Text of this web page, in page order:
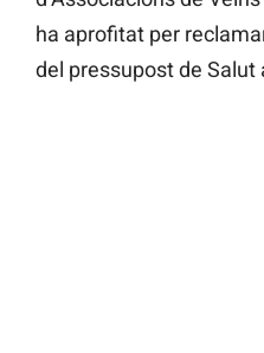
ha aprofitat per
del pressupost de Salut